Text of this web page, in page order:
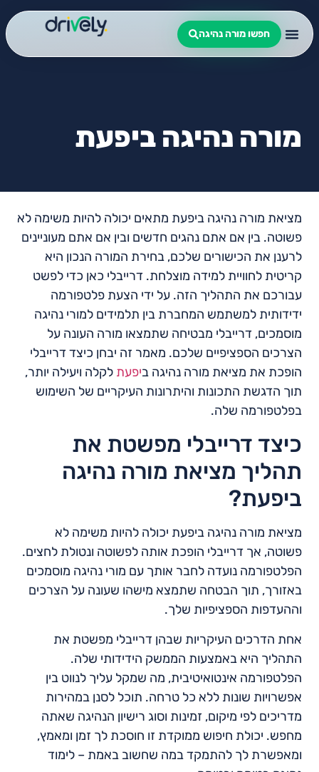
חפשו מורה נהיגה
מורה נהיגה ביפעת
מציאת מורה נהיגה ביפעת מתאים יכולה להיות משימה לא
פשוטה. בין אם אתם נהגים חדשים ובין אם אתם מעוניינים
לרענן את הכישורים שלכם, בחירת המורה הנכון היא
קריטית לחוויית למידה מוצלחת. דרייבלי כאן כדי לפשט
עבורכם את התהליך הזה. על ידי הצעת פלטפורמה
ידידותית למשתמש המחברת בין תלמידים למורי נהיגה
מוסמכים, דרייבלי מבטיחה שתמצאו מורה העונה על
הצרכים הספציפיים שלכם. מאמר זה יבחן כיצד דרייבלי
הופכת את מציאת מורה נהיגה ביפעת לקלה ויעילה יותר,
תוך הדגשת התכונות והיתרונות העיקריים של השימוש
בפלטפורמה שלה.
כיצד דרייבלי מפשטת את
תהליך מציאת מורה נהיגה
ביפעת?
מציאת מורה נהיגה ביפעת יכולה להיות משימה לא
פשוטה, אך דרייבלי הופכת אותה לפשוטה ונטולת לחצים.
הפלטפורמה נועדה לחבר אותך עם מורי נהיגה מוסמכים
באזורך, תוך הבטחה שתמצא מישהו שעונה על הצרכים
וההעדפות הספציפיות שלך.
אחת הדרכים העיקריות שבהן דרייבלי מפשטת את
התהליך היא באמצעות הממשק הידידותי שלה.
הפלטפורמה אינטואיטיבית, מה שמקל עליך לנווט בין
אפשרויות שונות ללא כל טרחה. תוכל לסנן במהירות
מדריכים לפי מיקום, זמינות וסוג רישיון הנהיגה שאתה
מחפש. יכולת חיפוש ממוקדת זו חוסכת לך זמן ומאמץ,
ומאפשרת לך להתמקד במה שחשוב באמת – לימוד